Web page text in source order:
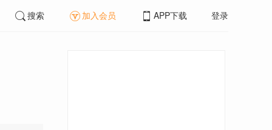
搜索 加入会员 APP下载 登录